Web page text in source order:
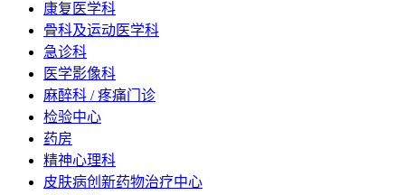
康复医学科
骨科及运动医学科
急诊科
医学影像科
麻醉科 / 疼痛门诊
检验中心
药房
精神心理科
皮肤病创新药物治疗中心